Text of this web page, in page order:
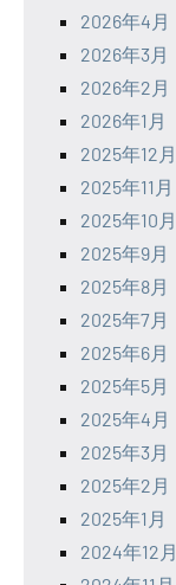
2026年4月
2026年3月
2026年2月
2026年1月
2025年12月
2025年11月
2025年10月
2025年9月
2025年8月
2025年7月
2025年6月
2025年5月
2025年4月
2025年3月
2025年2月
2025年1月
2024年12月